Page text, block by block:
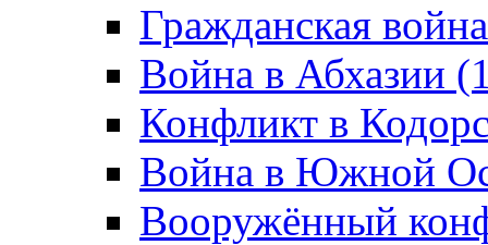
Гражданская
Война в Абхазии
Конфликт в
Война в Южной
Вооружённый